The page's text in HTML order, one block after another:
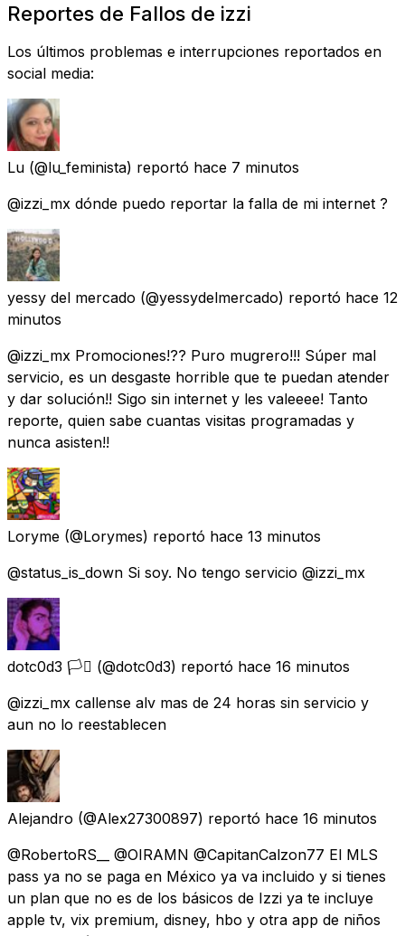
Reportes de Fallos de izzi
Los últimos problemas e interrupciones reportados en
social media:
Lu (@lu_feminista) reportó hace 7 minutos
@izzi_mx dónde puedo reportar la falla de mi internet ?
yessy del mercado (@yessydelmercado) reportó hace 12
minutos
@izzi_mx Promociones!?? Puro mugrero!!! Súper mal
servicio, es un desgaste horrible que te puedan atender
y dar solución!! Sigo sin internet y les valeeee! Tanto
reporte, quien sabe cuantas visitas programadas y
nunca asisten!!
Loryme (@Lorymes) reportó hace 13 minutos
@status_is_down Si soy. No tengo servicio @izzi_mx
dotc0d3 🏳️‍⚧️ (@dotc0d3) reportó hace 16 minutos
@izzi_mx callense alv mas de 24 horas sin servicio y
aun no lo reestablecen
Alejandro (@Alex27300897) reportó hace 16 minutos
@RobertoRS__ @OIRAMN @CapitanCalzon77 El MLS
pass ya no se paga en México ya va incluido y si tienes
un plan que no es de los básicos de Izzi ya te incluye
apple tv, vix premium, disney, hbo y otra app de niños